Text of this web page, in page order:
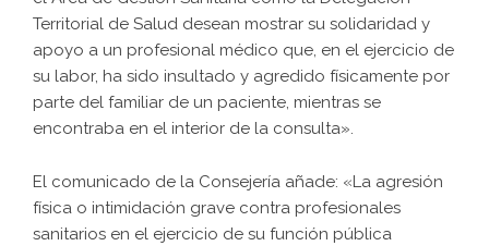
Territorial de Salud desean mostrar su solidaridad y
apoyo a un profesional médico que, en el ejercicio de
su labor, ha sido insultado y agredido físicamente por
parte del familiar de un paciente, mientras se
encontraba en el interior de la consulta».
El comunicado de la Consejería añade: «La agresión
física o intimidación grave contra profesionales
sanitarios en el ejercicio de su función pública